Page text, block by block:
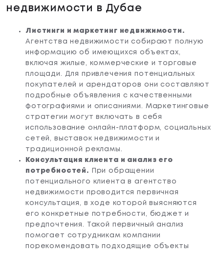
недвижимости в Дубае
Листинги и маркетинг недвижимости.
Агентства недвижимости собирают полную
информацию об имеющихся объектах,
включая жилые, коммерческие и торговые
площади. Для привлечения потенциальных
покупателей и арендаторов они составляют
подробные объявления с качественными
фотографиями и описаниями. Маркетинговые
стратегии могут включать в себя
использование онлайн-платформ, социальных
сетей, выставок недвижимости и
традиционной рекламы.
Консультация клиента и анализ его
потребностей. При обращении
потенциального клиента в агентство
недвижимости проводится первичная
консультация, в ходе которой выясняются
его конкретные потребности, бюджет и
предпочтения. Такой первичный анализ
помогает сотрудникам компании
порекомендовать подходящие объекты